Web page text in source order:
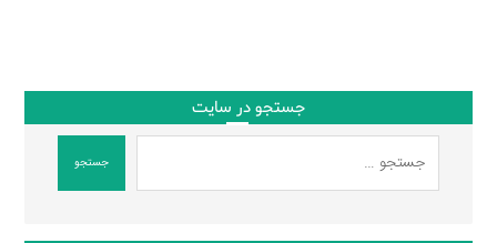
جستجو در سایت
جستجو